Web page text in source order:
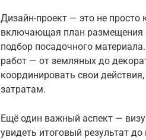
Дизайн-проект — это не просто
включающая план размещения
подбор посадочного
работ — от земляных до
координировать свои
затратам.
Ещё один важный аспект —
увидеть итоговый результат